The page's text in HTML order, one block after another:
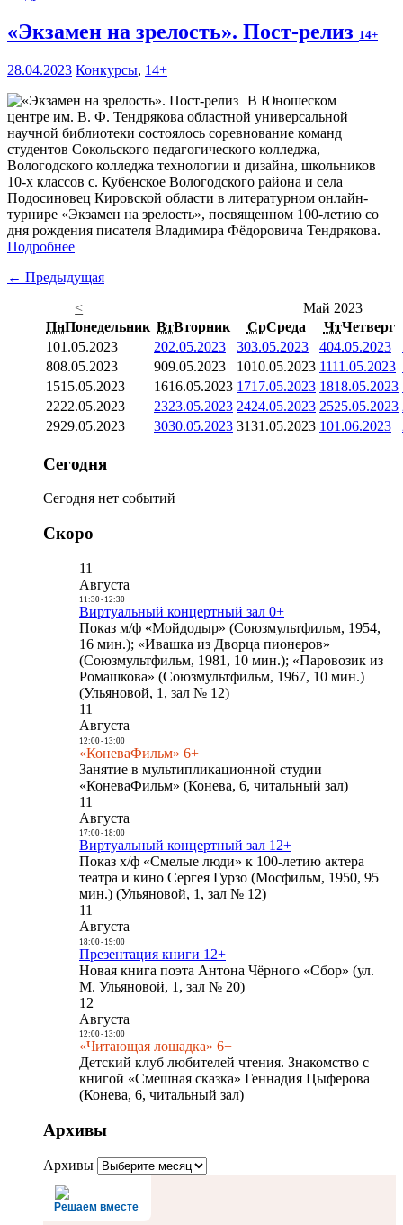
«Экзамен на зрелость». Пост-релиз 14+
28.04.2023 Конкурсы, 14+
В Юношеском
центре им. В. Ф. Тендрякова областной универсальной
научной библиотеки состоялось соревнование команд
студентов Сокольского педагогического колледжа,
Вологодского колледжа технологии и дизайна, школьников
10-х классов с. Кубенское Вологодского района и села
Подосиновец Кировской области в литературном онлайн-
турнире «Экзамен на зрелость», посвященном 100-летию со
дня рождения писателя Владимира Фёдоровича Тендрякова.
Подробнее
← Предыдущая
<
Май 2023
ПнПонедельник ВтВторник СрСреда ЧтЧетверг
101.05.2023 202.05.2023 303.05.2023 404.05.2023
808.05.2023 909.05.2023 1010.05.2023 1111.05.2023
1515.05.2023 1616.05.2023 1717.05.2023 1818.05.2023
2222.05.2023 2323.05.2023 2424.05.2023 2525.05.2023
2929.05.2023 3030.05.2023 3131.05.2023 101.06.2023
Сегодня
Сегодня нет событий
Скоро
11
Августа
11:30- 12:30
Виртуальный концертный зал 0+
Показ м/ф «Мойдодыр» (Союзмультфильм, 1954,
16 мин.); «Ивашка из Дворца пионеров»
(Союзмультфильм, 1981, 10 мин.); «Паровозик из
Ромашкова» (Союзмультфильм, 1967, 10 мин.)
(Ульяновой, 1, зал № 12)
11
Августа
12:00- 13:00
«КоневаФильм» 6+
Занятие в мультипликационной студии
«КоневаФильм» (Конева, 6, читальный зал)
11
Августа
17:00- 18:00
Виртуальный концертный зал 12+
Показ х/ф «Смелые люди» к 100-летию актера
театра и кино Сергея Гурзо (Мосфильм, 1950, 95
мин.) (Ульяновой, 1, зал № 12)
11
Августа
18:00- 19:00
Презентация книги 12+
Новая книга поэта Антона Чёрного «Сбор» (ул.
М. Ульяновой, 1, зал № 20)
12
Августа
12:00- 13:00
«Читающая лошадка» 6+
Детский клуб любителей чтения. Знакомство с
книгой «Смешная сказка» Геннадия Цыферова
(Конева, 6, читальный зал)
Архивы
Архивы
Решаем вместе